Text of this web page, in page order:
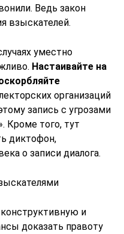
Ведь закон
взыскателей.
уместно
Настаивайте на
организаций
запись с угрозами
Кроме того, тут
диктофон,
о записи диалога.
и
доказать правоту